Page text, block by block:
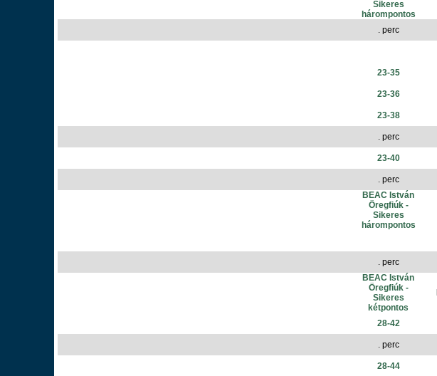
Sikeres
hárompontos
. perc
23-35
23-36
23-38
. perc
23-40
. perc
BEAC István
Öregfiúk -
Sikeres
hárompontos
. perc
BEAC István
Öregfiúk -
Sikeres
kétpontos
28-42
. perc
28-44